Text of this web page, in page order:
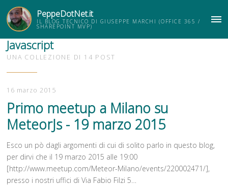
PeppeDotNet.it
IL BLOG TECNICO DI GIUSEPPE MARCHI (OFFICE 365 /
SHAREPOINT MVP)
Javascript
UNA COLLEZIONE DI 14 POST
16 marzo 2015
Primo meetup a Milano su
MeteorJs - 19 marzo 2015
Esco un pò dagli argomenti di cui di solito parlo in questo blog,
per dirvi che il 19 marzo 2015 alle 19:00
[http://www.meetup.com/Meteor-Milano/events/220002471/],
presso i nostri uffici di Via Fabio Filzi 5…